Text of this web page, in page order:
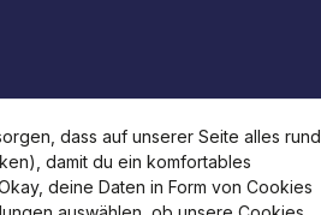
dass auf unserer Seite alles rund
damit du ein komfortables
deine Daten in Form von Cookies